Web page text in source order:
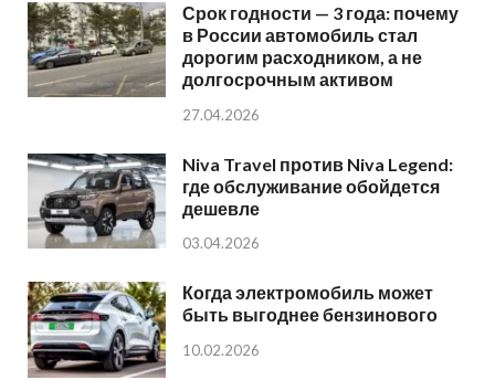
Срок годности — 3 года: почему
в России автомобиль стал
дорогим расходником, а не
долгосрочным активом
27.04.2026
Niva Travel против Niva Legend:
где обслуживание обойдется
дешевле
03.04.2026
Когда электромобиль может
быть выгоднее бензинового
10.02.2026